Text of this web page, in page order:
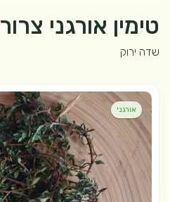
טימין אורגני צרור
שדה ירוק
אורגני